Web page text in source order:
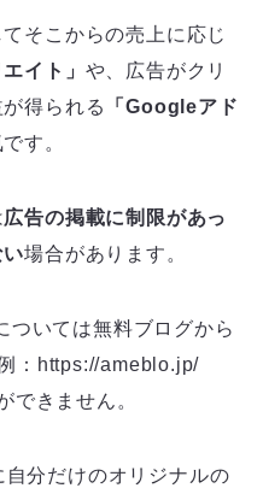
そこからの売上に応じ
イト」 や、広告がクリ
得られる
「Googleアド
す。
広告の掲載に制限があっ
い場合があります。
ついては無料ブログから
：https://ameblo.jp/
できません。
分だけのオリジナルの